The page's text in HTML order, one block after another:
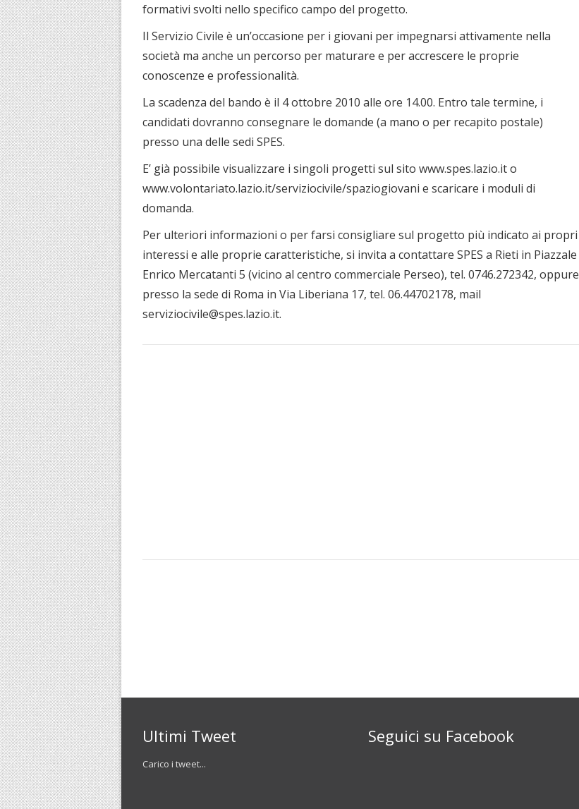
formativi svolti nello specifico campo del progetto.
Il Servizio Civile è un’occasione per i giovani per impegnarsi attivamente nella
società ma anche un percorso per maturare e per accrescere le proprie
conoscenze e professionalità.
La scadenza del bando è il 4 ottobre 2010 alle ore 14.00. Entro tale termine, i
candidati dovranno consegnare le domande (a mano o per recapito postale)
presso una delle sedi SPES.
E’ già possibile visualizzare i singoli progetti sul sito www.spes.lazio.it o
www.volontariato.lazio.it/serviziocivile/spaziogiovani e scaricare i moduli di
domanda.
Per ulteriori informazioni o per farsi consigliare sul progetto più indicato ai propri
interessi e alle proprie caratteristiche, si invita a contattare SPES a Rieti in Piazzale
Enrico Mercatanti 5 (vicino al centro commerciale Perseo), tel. 0746.272342, oppure
presso la sede di Roma in Via Liberiana 17, tel. 06.44702178, mail
serviziocivile@spes.lazio.it.
Ultimi Tweet
Carico i tweet...
Seguici su Facebook